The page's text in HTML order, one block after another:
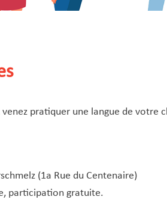
pratiquer une langue de votre
(1a Rue du Centenaire)
participation gratuite.